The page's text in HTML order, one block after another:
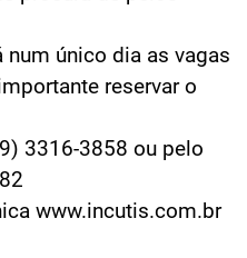
único dia as vagas
reservar o
3316-3858 ou pelo
www.incutis.com.br